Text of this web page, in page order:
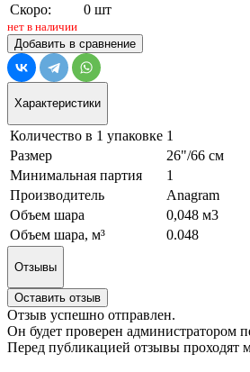
Скоро:
0 шт
нет в наличии
Добавить в сравнение
Характеристики
Количество в 1 упаковке 1
Размер
26"/66 см
Минимальная партия
1
Производитель
Anagram
Объем шара
0,048 м3
Объем шара, м³
0.048
Отзывы
Оставить отзыв
Отзыв успешно отправлен.
Он будет проверен администратором
Перед публикацией отзывы проходят